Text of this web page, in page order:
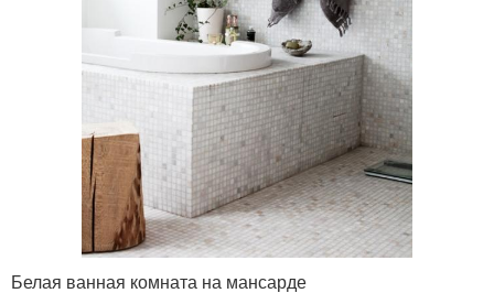
Белая ванная комната на мансарде